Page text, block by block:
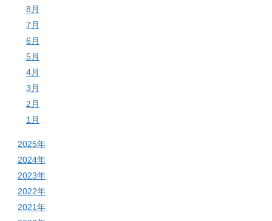
8月
7月
6月
5月
4月
3月
2月
1月
2025年
2024年
2023年
2022年
2021年